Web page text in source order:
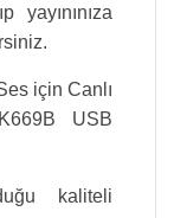
yayınınıza
için Canlı
USB
kaliteli